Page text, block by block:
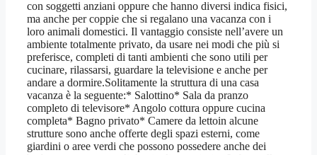
con soggetti anziani oppure che hanno diversi indica fisici,
ma anche per coppie che si regalano una vacanza con i
loro animali domestici. Il vantaggio consiste nell’avere un
ambiente totalmente privato, da usare nei modi che più si
preferisce, completi di tanti ambienti che sono utili per
cucinare, rilassarsi, guardare la televisione e anche per
andare a dormire.Solitamente la struttura di una casa
vacanza è la seguente:* Salottino* Sala da pranzo
completo di televisore* Angolo cottura oppure cucina
completa* Bagno privato* Camere da lettoin alcune
strutture sono anche offerte degli spazi esterni, come
giardini o aree verdi che possono possedere anche dei